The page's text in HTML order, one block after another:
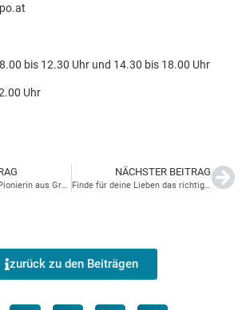
bis 12.30 Uhr und 14.30 bis 18.00 Uhr
Uhr
Missionarin und Pionierin aus Grünburg in Indien
NÄCHSTER BEITRAG
Finde für deine Lieben das richtige zu Ostern!
zurück zu den Beiträgen